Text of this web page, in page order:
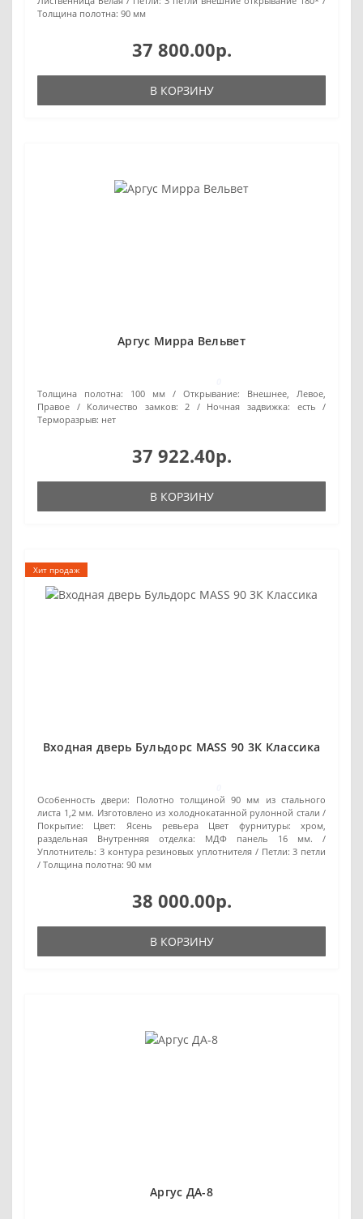
Толщина полотна: 90 мм
37 800.00р.
В КОРЗИНУ
Аргус Мирра Вельвет
Толщина полотна:
100 мм Открывание:
Внешнее, Левое,
Правое
Количество замков: 2 Ночная задвижка:
есть
Терморазрыв: нет
37 922.40р.
В КОРЗИНУ
Хит продаж
Входная дверь Бульдорс MASS 90 3К Классика
Особенность двери:
Полотно толщиной 90 мм из стального
листа 1,2 мм. Изготовлено из холоднокатанной рулонной стали
Покрытие:
Цвет: Ясень ревьера Цвет фурнитуры: хром,
раздельная Внутренняя отделка: МДФ панель 16 мм.
Уплотнитель: 3 контура резиновых уплотнителя Петли: 3 петли
Толщина полотна: 90 мм
38 000.00р.
В КОРЗИНУ
Аргус ДА-8